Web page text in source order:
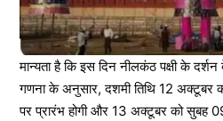
मान्यता है कि इस दिन नीलकंठ पक्षी के
गणना के अनुसार, दशमी तिथि 12 अक्टूबर
पर प्रारंभ होगी और 13 अक्टूबर को सुबह